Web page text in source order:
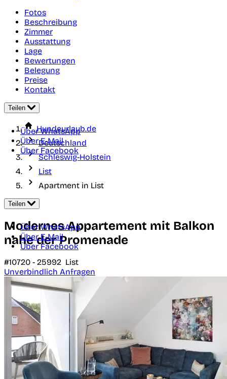
Fotos
Beschreibung
Zimmer
Ausstattung
Lage
Bewertungen
Belegung
Preise
Kontakt
Teilen
Über WhatsApp
Über E-Mail
Über Facebook
Hundeurlaub.de
Deutschland
Schleswig-Holstein
List
Apartment in List
Teilen
Über WhatsApp
Über E-Mail
Über Facebook
Modernes Appartement mit Balkon
nahe der Promenade
#10720 - 25992 List
Unverbindlich Anfragen